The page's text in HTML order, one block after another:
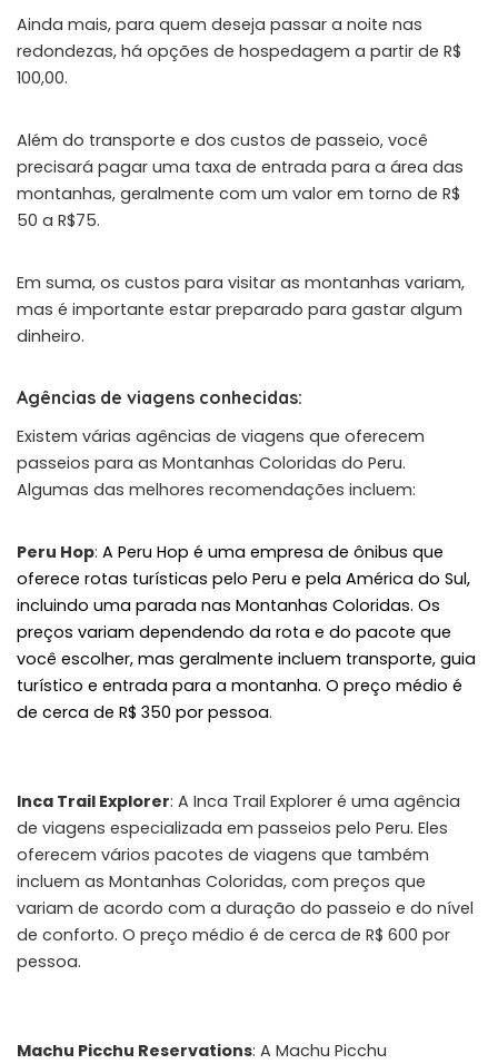
Ainda mais, para quem deseja passar a noite nas
redondezas, há opções de hospedagem a partir de R$
100,00.
Além do transporte e dos custos de passeio, você
precisará pagar uma taxa de entrada para a área das
montanhas, geralmente com um valor em torno de R$
50 a R$75.
Em suma, os custos para visitar as montanhas variam,
mas é importante estar preparado para gastar algum
dinheiro.
Agências de viagens conhecidas:
Existem várias agências de viagens que oferecem
passeios para as Montanhas Coloridas do Peru.
Algumas das melhores recomendações incluem:
Peru Hop: A Peru Hop é uma empresa de ônibus que
oferece rotas turísticas pelo Peru e pela América do Sul,
incluindo uma parada nas Montanhas Coloridas. Os
preços variam dependendo da rota e do pacote que
você escolher, mas geralmente incluem transporte, guia
turístico e entrada para a montanha. O preço médio é
de cerca de R$ 350 por pessoa.
Inca Trail Explorer: A Inca Trail Explorer é uma agência
de viagens especializada em passeios pelo Peru. Eles
oferecem vários pacotes de viagens que também
incluem as Montanhas Coloridas, com preços que
variam de acordo com a duração do passeio e do nível
de conforto. O preço médio é de cerca de R$ 600 por
pessoa.
Machu Picchu Reservations: A Machu Picchu